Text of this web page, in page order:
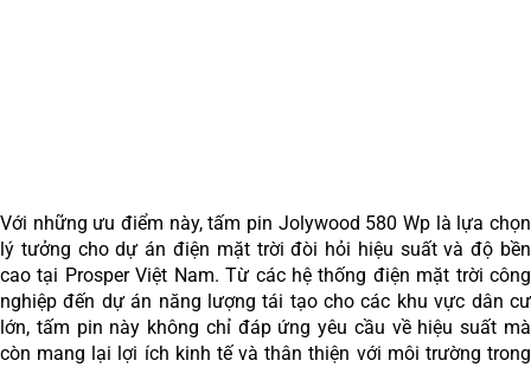
Với những ưu điểm này, tấm pin Jolywood 580 Wp là lựa chọn
lý tưởng cho dự án điện mặt trời đòi hỏi hiệu suất và độ bền
cao tại Prosper Việt Nam. Từ các hệ thống điện mặt trời công
nghiệp đến dự án năng lượng tái tạo cho các khu vực dân cư
lớn, tấm pin này không chỉ đáp ứng yêu cầu về hiệu suất mà
còn mang lại lợi ích kinh tế và thân thiện với môi trường trong